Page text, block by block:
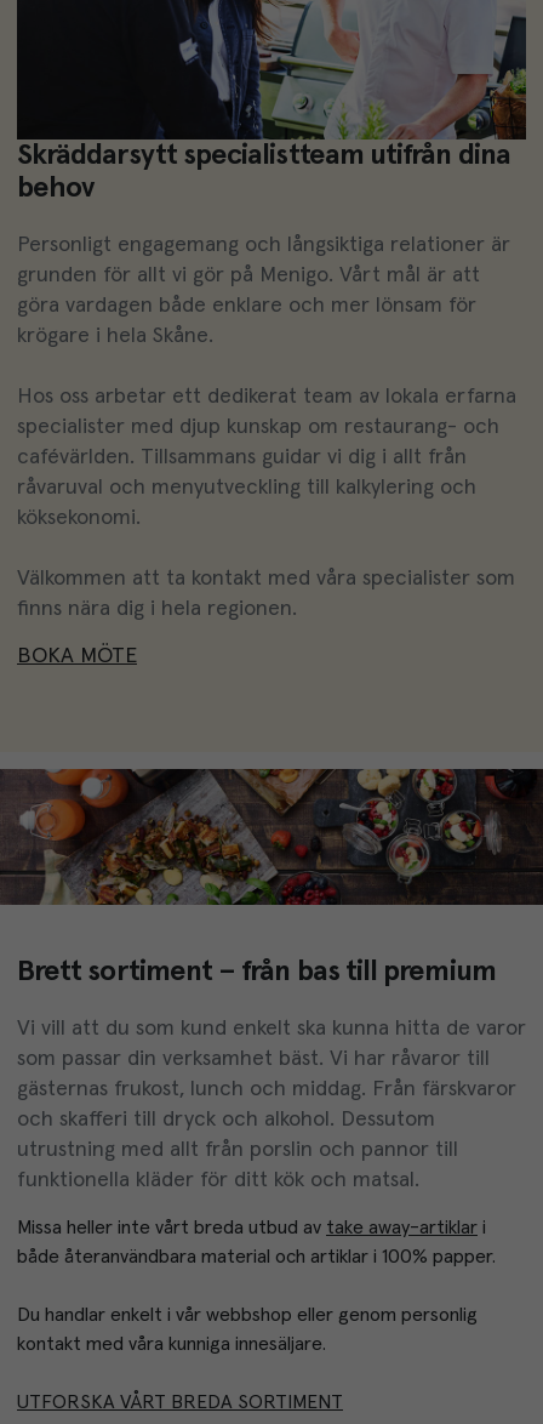
Skräddarsytt specialistteam utifrån dina
behov
Personligt engagemang och långsiktiga relationer är
grunden för allt vi gör på Menigo. Vårt mål är att
göra vardagen både enklare och mer lönsam för
krögare i hela Skåne.
Hos oss arbetar ett dedikerat team av lokala erfarna
specialister med djup kunskap om restaurang- och
cafévärlden. Tillsammans guidar vi dig i allt från
råvaruval och menyutveckling till kalkylering och
köksekonomi.
Välkommen att ta kontakt med våra specialister som
finns nära dig i hela regionen.
BOKA MÖTE
Brett sortiment – från bas till premium
Vi vill att du som kund enkelt ska kunna hitta de varor
som passar din verksamhet bäst. Vi har råvaror till
gästernas frukost, lunch och middag. Från färskvaror
och skafferi till dryck och alkohol. Dessutom
utrustning med allt från porslin och pannor till
funktionella kläder för ditt kök och matsal.
Missa heller inte vårt breda utbud av take away-artiklar i
både återanvändbara material och artiklar i 100% papper.
Du handlar enkelt i vår webbshop eller genom personlig
kontakt med våra kunniga innesäljare.
UTFORSKA VÅRT BREDA SORTIMENT